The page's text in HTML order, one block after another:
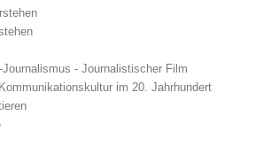
- Journalistischer Film
im 20. Jahrhundert